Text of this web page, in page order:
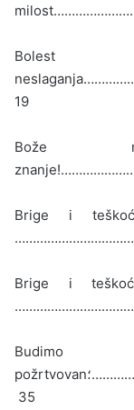
Bolest
19
Bože
Brige i
Brige i
Budimo
požrtvovan؛
35